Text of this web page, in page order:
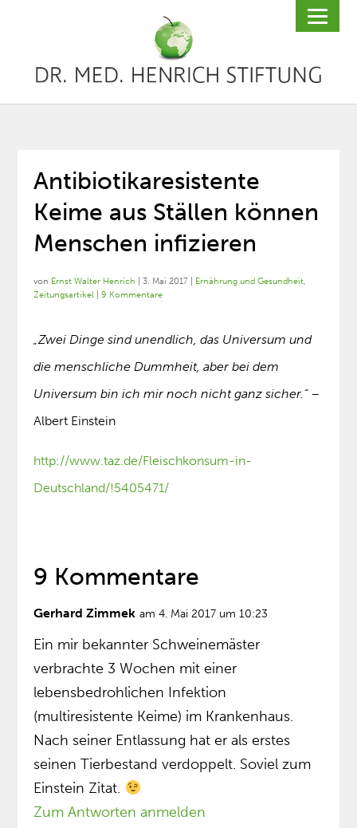
Antibiotikaresistente
Keime aus Ställen können
Menschen infizieren
von Ernst Walter Henrich |3. Mai 2017 Ernährung und Gesundheit,
Zeitungsartikel |9 Kommentare
„Zwei Dinge sind unendlich, das Universum und
die menschliche Dummheit, aber bei dem
Universum bin ich mir noch nicht ganz sicher.“–
Albert Einstein
http://www.taz.de/Fleischkonsum-in-
Deutschland/!5405471/
9 Kommentare
Gerhard Zimmek am 4. Mai 2017 um 10:23
Ein mir bekannter Schweinemäster
verbrachte 3 Wochen mit einer
lebensbedrohlichen Infektion
(multiresistente Keime) im Krankenhaus.
Nach seiner Entlassung hat er als erstes
seinen Tierbestand verdoppelt. Soviel zum
Einstein Zitat.
Zum Antworten anmelden